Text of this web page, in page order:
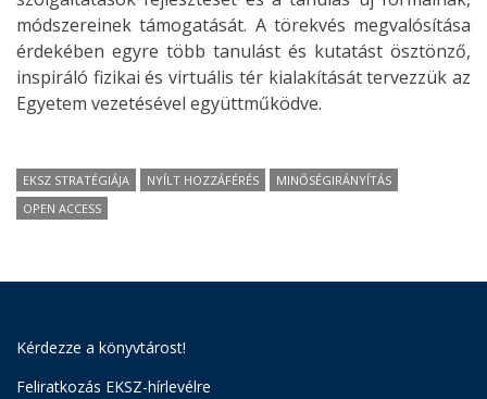
módszereinek támogatását. A törekvés megvalósítása
érdekében egyre több tanulást és kutatást ösztönző,
inspiráló fizikai és virtuális tér kialakítását tervezzük az
Egyetem vezetésével együttműködve.
EKSZ STRATÉGIÁJA NYÍLT HOZZÁFÉRÉS
MINŐSÉGIRÁNYÍTÁS
OPEN ACCESS
Kérdezze a könyvtárost!
Feliratkozás EKSZ-hírlevélre